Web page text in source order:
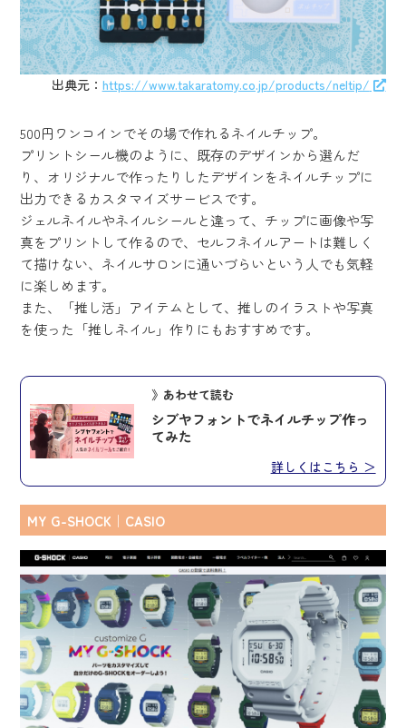
出典元： https://www.takaratomy.co.jp/products/neltip/
500円ワンコインでその場で作れるネイルチップ。
プリントシール機のように、既存のデザインから選んだ
り、オリジナルで作ったりしたデザインをネイルチップに
出力できるカスタマイズサービスです。
ジェルネイルやネイルシールと違って、チップに画像や写
真をプリントして作るので、セルフネイルアートは難しく
て描けない、ネイルサロンに通いづらいという人でも気軽
に楽しめます。
また、「推し活」アイテムとして、推しのイラストや写真
を使った「推しネイル」作りにもおすすめです。
》あわせて読む
シブヤフォントでネイルチップ作っ
てみた
詳しくはこちら ＞
MY G-SHOCK｜CASIO